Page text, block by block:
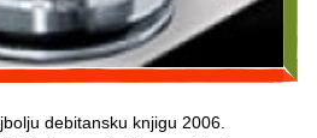
debitansku knjigu 2006.